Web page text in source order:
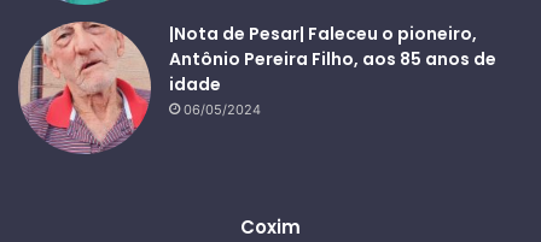
|Nota de Pesar| Faleceu o pioneiro,
Antônio Pereira Filho, aos 85 anos de
idade
06/05/2024
Coxim